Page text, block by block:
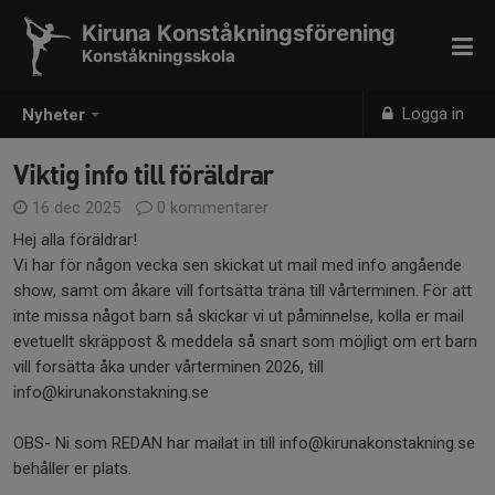
Nyheter Logga in
Kiruna Konståkningsförening
Konståkningsskola
Viktig info till föräldrar
16 dec 2025
0 kommentarer
Hej alla föräldrar!
Vi har för någon vecka sen skickat ut mail med info angående
show, samt om åkare vill fortsätta träna till vårterminen. För att
inte missa något barn så skickar vi ut påminnelse, kolla er mail
evetuellt skräppost & meddela så snart som möjligt om ert barn
vill forsätta åka under vårterminen 2026, till
info@kirunakonstakning.se
OBS- Ni som REDAN har mailat in till info@kirunakonstakning.se
behåller er plats.